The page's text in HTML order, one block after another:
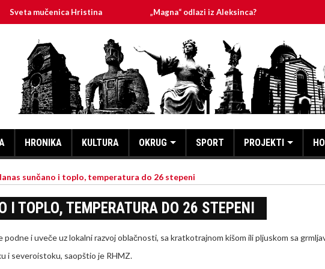
Hristina „Magna“ odlazi iz Aleksinca? PLANIRANA
HRONIKA KULTURA OKRUG SPORT PROJEKTI
sunčano i toplo, temperatura do 26 stepeni
TOPLO, TEMPERATURA DO 26 STEPENI
i uveče uz lokalni razvoj oblačnosti, sa kratkotrajnom kišom ili pljuskom sa
i severoistoku, saopštio je RHMZ.